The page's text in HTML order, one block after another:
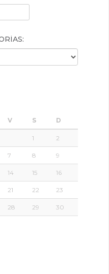
V S D
1 2
7 8 9
14 15 16
21 22 23
28 29 30